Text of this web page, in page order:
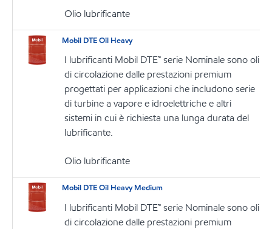
Olio lubrificante
Mobil DTE Oil Heavy
I lubrificanti Mobil DTE™ serie Nominale sono oli
di circolazione dalle prestazioni premium
progettati per applicazioni che includono serie
di turbine a vapore e idroelettriche e altri
sistemi in cui è richiesta una lunga durata del
lubrificante.
Olio lubrificante
Mobil DTE Oil Heavy Medium
I lubrificanti Mobil DTE™ serie Nominale sono oli
di circolazione dalle prestazioni premium